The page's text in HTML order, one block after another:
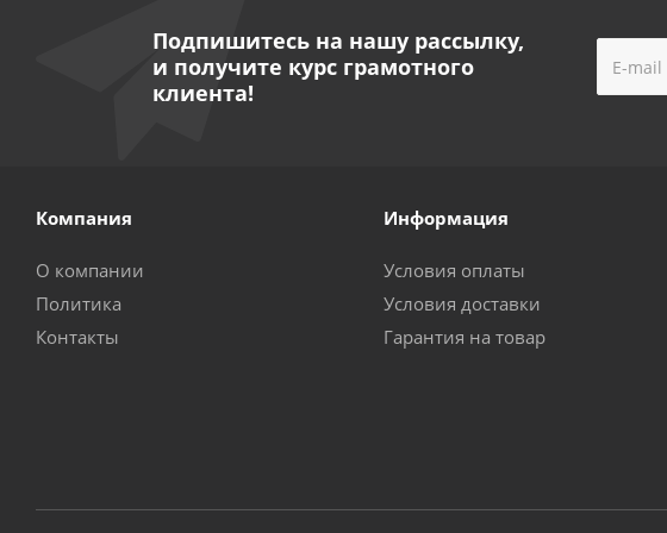
Подпишитесь на нашу рассылку,
и получите курс грамотного
клиента!
Компания
О компании
Политика
Контакты
Информация
Условия оплаты
Условия доставки
Гарантия на товар